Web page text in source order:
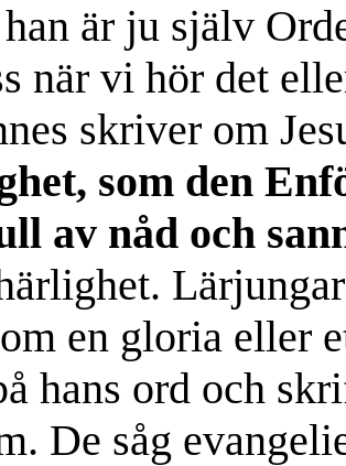
är ju själv
när vi hör det
skriver om
som den
av nåd och
en gloria eller
hans ord och
De såg